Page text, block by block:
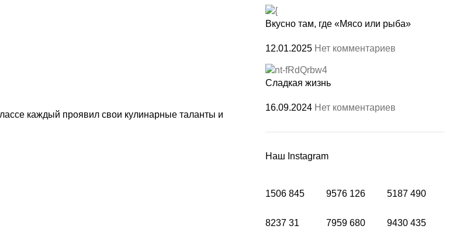
каждый проявил свои кулинарные таланты и
Вкусно там, где «Мясо или рыба»
12.01.2025 Нет комментариев
Сладкая жизнь
16.09.2024 Нет комментариев
Наш Instagram
1506 845 9576 126 5187 490
8237 31 7959 680 9430 435